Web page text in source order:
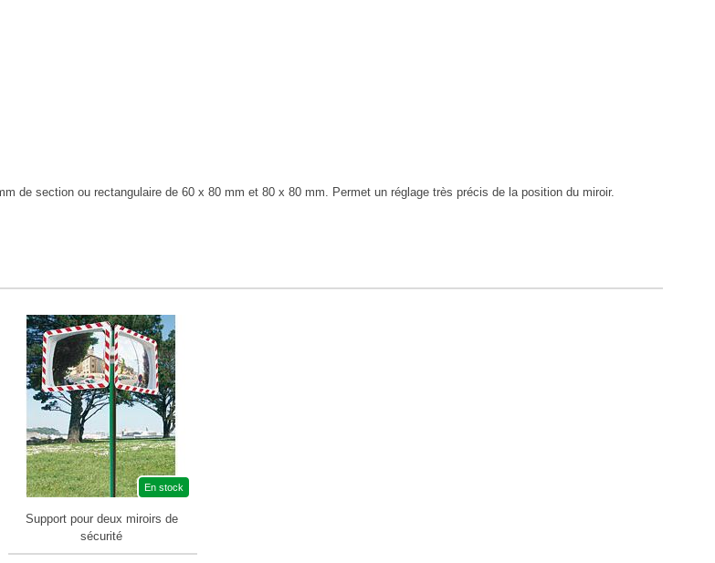
de section ou rectangulaire de 60 x 80 mm et 80 x 80 mm. Permet un réglage très précis de la position du miroir.
En stock
Support pour deux miroirs de
sécurité